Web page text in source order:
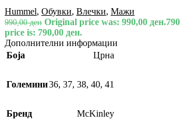
Hummel, Обувки, Влечки, Мажи
990,00ден Original price was: 990,00 ден.
price is: 790,00 ден.
Дополнителни информации
Боја
Црна
Големини36, 37, 38, 40, 41
Бренд
McKinley